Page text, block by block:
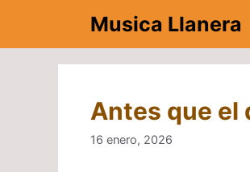
contenido
Musica Llanera
Antes que el
16 enero, 2026